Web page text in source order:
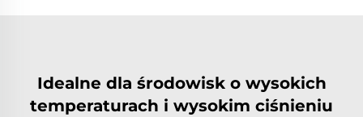
Idealne dla środowisk o wysokich
temperaturach i wysokim ciśnieniu